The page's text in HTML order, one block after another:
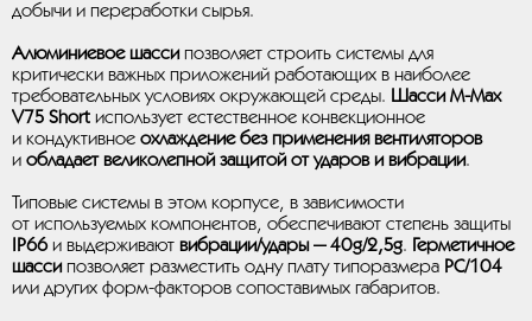
добычи и переработки сырья.
Алюминиевое шассипозволяет строить системы для
критически важных приложений работающих в наиболее
требовательных условиях окружающей среды. Шасси M-Max
V75 Short использует естественное конвекционное
и кондуктивное охлаждение без применения вентиляторов
и обладает великолепной защитой от ударов и вибрации.
Типовые системы в этом корпусе, в зависимости
от используемых компонентов, обеспечивают степень защиты
IP66и выдерживают вибрации/удары — 40g/2,5g. Герметичное
шассипозволяет разместить одну плату типоразмера PC/104
или других форм-факторов сопоставимых габаритов.